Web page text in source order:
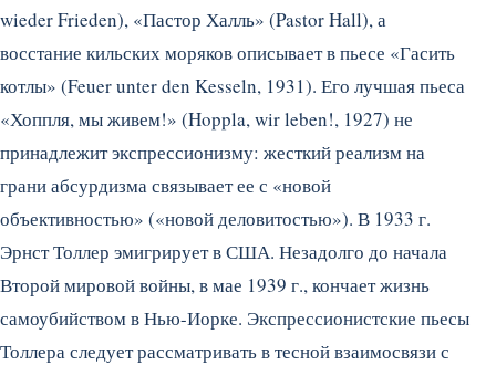
wieder Frieden), «Пастор Халль» (Pastor Hall), а
восстание кильских моряков описывает в пьесе «Гасить
котлы» (Feuer unter den Kesseln, 1931). Его лучшая пьеса
«Хоппля, мы живем!» (Hoppla, wir leben!, 1927) не
принадлежит экспрессионизму: жесткий реализм на
грани абсурдизма связывает ее с «новой
объективностью» («новой деловитостью»). В 1933 г.
Эрнст Толлер эмигрирует в США. Незадолго до начала
Второй мировой войны, в мае 1939 г., кончает жизнь
самоубийством в Нью-Иорке. Экспрессионистские пьесы
Толлера следует рассматривать в тесной взаимосвязи с